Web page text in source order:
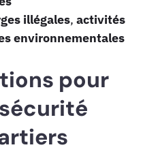
illégales, activités
environnementales
pour